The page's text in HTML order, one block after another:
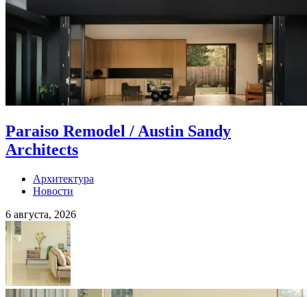
Paraiso Remodel / Austin Sandy
Architects
Архитектура
Новости
6 августа, 2026